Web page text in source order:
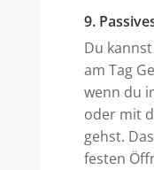
9.
Du
am Tag
wenn du
oder mit
gehst.
festen